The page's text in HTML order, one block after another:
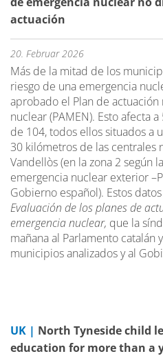
actuación
20. Februar 2026
Más de la mitad de los
riesgo de una emergencia
aprobado el Plan de
nuclear (PAMEN). Esto afecta
de 104, todos ellos situados a
30 kilómetros de las centrales
Vandellòs (en la zona 2 según
emergencia nuclear exterior
Gobierno español). Estos
Evaluación de los planes de
emergencia nuclear, que la
mañana al Parlamento catalán
municipios analizados y al
UK | North Tyneside child
education for more than a